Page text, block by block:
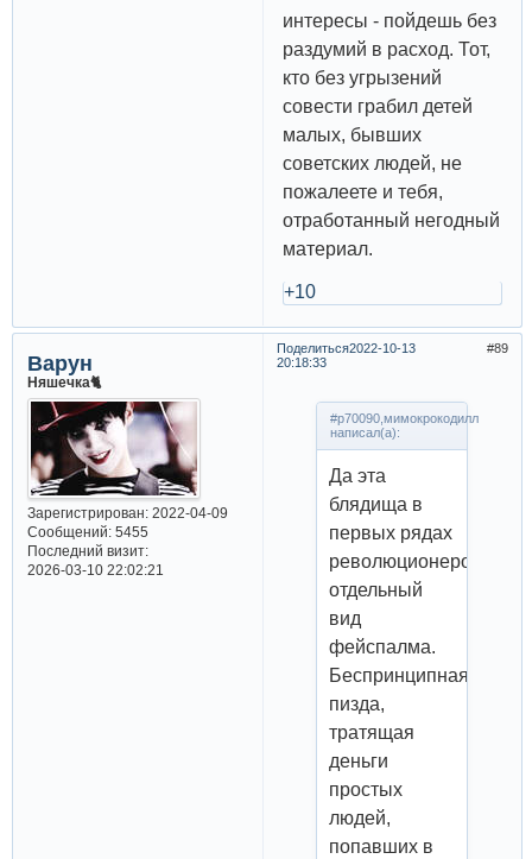
интересы - пойдешь без
раздумий в расход. Тот,
кто без угрызений
совести грабил детей
малых, бывших
советских людей, не
пожалеете и тебя,
отработанный негодный
материал.
+10
Поделиться 89
2022-10-13
20:18:33
Варун
Няшечка🐈
Зарегистрирован: 2022-04-09
Сообщений:5455
Последний визит:
2026-03-10 22:02:21
#p70090,мимокрокодилл
написал(а):
Да эта
блядища в
первых рядах
революционеров
отдельный
вид
фейспалма.
Беспринципная
пизда,
тратящая
деньги
простых
людей,
попавших в